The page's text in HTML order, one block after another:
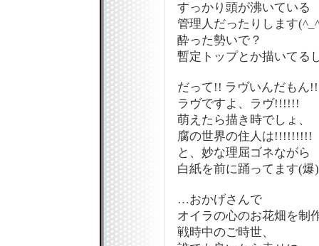
すっかり頭が沸いている
管理人だったりします
酔った勢いで？
暫定トップとか描いてる
だって!! ラヴいんだもん
ラヴですよ、ラヴ!!!!!!
萌えたら描き時でしょ、
腐の世界の住人は!!!!!!!!!
と、妙な理屈ゴネながら
白紙を前に踊ってます(爆)
…おかげさんで
オイラの心のお花畑を制
戦時中のご時世、